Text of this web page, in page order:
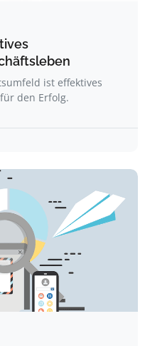
ist effektives
den Erfolg.